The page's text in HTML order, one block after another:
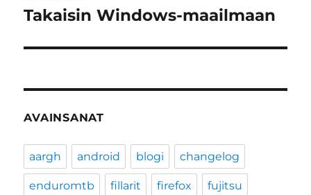
Seuraava
Takaisin Windows-maailmaan
AVAINSANAT
aargh android blogi changelog
enduromtb fillarit firefox fujitsu